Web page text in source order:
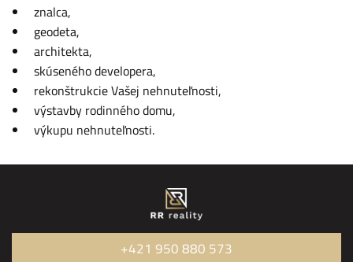
znalca,
geodeta,
architekta,
skúseného developera,
rekonštrukcie Vašej nehnuteľnosti,
výstavby rodinného domu,
výkupu nehnuteľnosti.
+421 950 880 573